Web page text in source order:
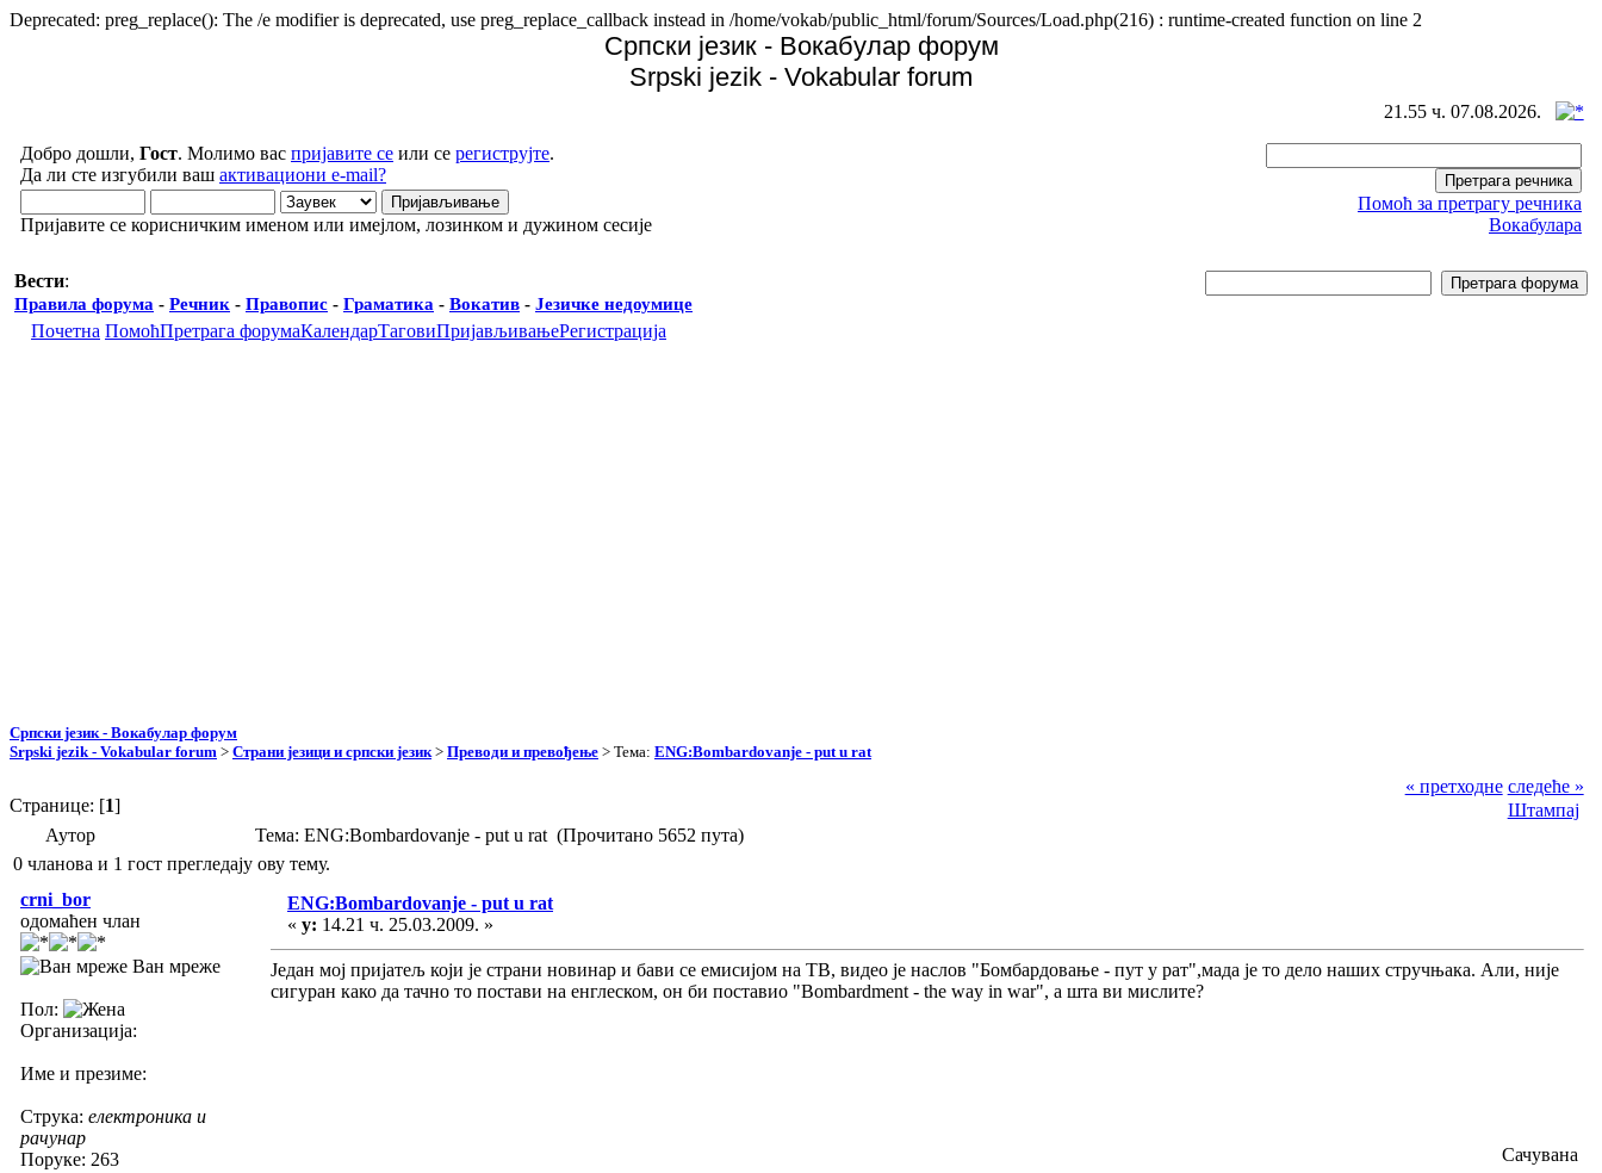
Deprecated: preg_replace(): The /e modifier is deprecated, use preg_replace_callback instead in /home/vokab/public_html/forum/Sources/Load.php(216) : runtime-created function on line 2
Српски језик - Вокабулар форум
Srpski jezik - Vokabular forum
21.55 ч. 07.08.2026.
Добро дошли, Гост. Молимо вас пријавите се или се региструјте.
Да ли сте изгубили ваш активациони e-mail?
Пријавите се корисничким именом или имејлом, лозинком и дужином сесије
Помоћ за претрагу речника
Вокабулара
Вести:
Правила форума - Речник - Правопис - Граматика - Вокатив - Језичке недоумице
Почетна ПомоћПретрага форумаКалендарТаговиПријављивањеРегистрација
Српски језик - Вокабулар форум
Srpski jezik - Vokabular forum > Страни језици и српски језик > Преводи и превођење > Тема: ENG:Bombardovanje - put u rat
Странице: [1]
« претходне следеће »
Штампај
Аутор
Тема: ENG:Bombardovanje - put u rat (Прочитано 5652 пута)
0 чланова и 1 гост прегледају ову тему.
crni_bor
одомаћен члан
Ван мреже
Пол:
Организација:
Име и презиме:
Струка: електроника и
рачунар
Поруке: 263
ENG:Bombardovanje - put u rat
« у: 14.21 ч. 25.03.2009. »
Један мој пријатељ који је страни новинар и бави се емисијом на ТВ, видео је наслов "Бомбардовање - пут у рат",мада је то дело наших стручњака. Али, није
сигуран како да тачно то постави на енглеском, он би поставио "Bombardment - the way in war", а шта ви мислите?
Сачувана